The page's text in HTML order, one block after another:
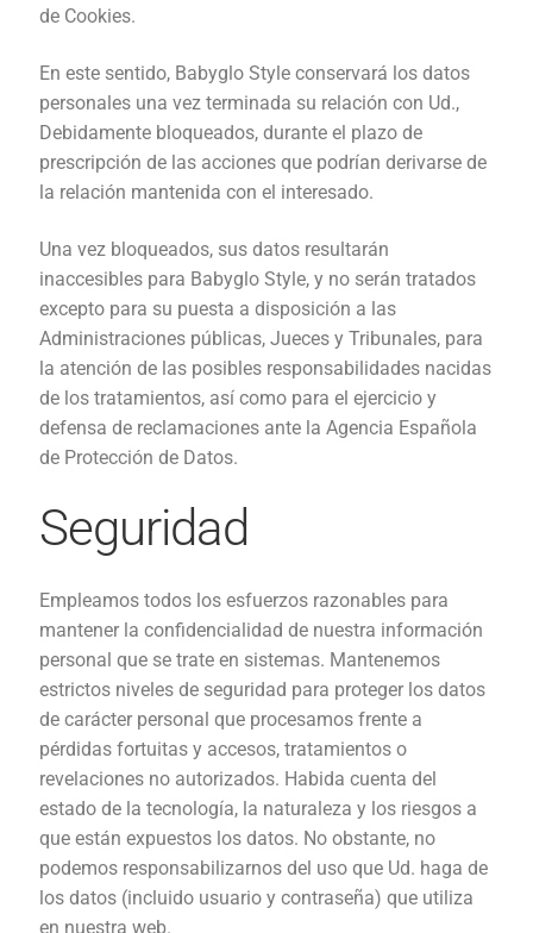
de Cookies.
En este sentido, Babyglo Style conservará los datos
personales una vez terminada su relación con Ud.,
Debidamente bloqueados, durante el plazo de
prescripción de las acciones que podrían derivarse de
la relación mantenida con el interesado.
Una vez bloqueados, sus datos resultarán
inaccesibles para Babyglo Style, y no serán tratados
excepto para su puesta a disposición a las
Administraciones públicas, Jueces y Tribunales, para
la atención de las posibles responsabilidades nacidas
de los tratamientos, así como para el ejercicio y
defensa de reclamaciones ante la Agencia Española
de Protección de Datos.
Seguridad
Empleamos todos los esfuerzos razonables para
mantener la confidencialidad de nuestra información
personal que se trate en sistemas. Mantenemos
estrictos niveles de seguridad para proteger los datos
de carácter personal que procesamos frente a
pérdidas fortuitas y accesos, tratamientos o
revelaciones no autorizados. Habida cuenta del
estado de la tecnología, la naturaleza y los riesgos a
que están expuestos los datos. No obstante, no
podemos responsabilizarnos del uso que Ud. haga de
los datos (incluido usuario y contraseña) que utiliza
en nuestra web.